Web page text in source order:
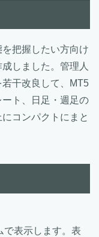
把握したい方向け
しました。管理人
干改良して、MT5
ト、日足・週足の
コンパクトにまと
で表示します。表